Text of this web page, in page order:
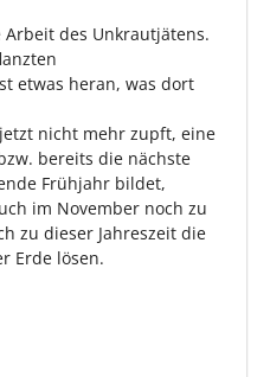
des Unkrautjätens.
etwas heran, was dort
nicht mehr zupft, eine
bereits die nächste
Frühjahr bildet,
im November noch zu
zu dieser Jahreszeit die
Erde lösen.